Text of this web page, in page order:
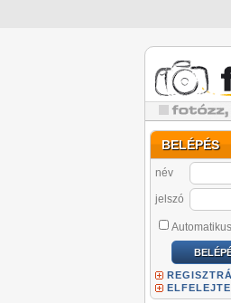
BELÉPÉS
név
jelszó